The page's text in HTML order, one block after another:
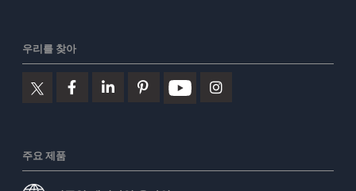
우리를 찾아
주요 제품